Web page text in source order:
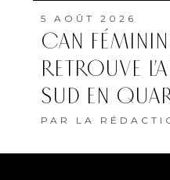
5 AOÛT 2026
CAN
RETROUVE
SUD EN
PAR LA